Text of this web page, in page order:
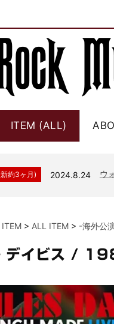
ITEM (ALL)
新約3ヶ月) 2024.6.9 ジ
約3ヶ月) 2024.8.24 ウ
ス
約3ヶ月) 2024.6.20 マ
2024.6.9
新約3ヶ月) 2024.6.9 ユー
新約3ヶ月) 2024.6.9 ジャ
ITEM > ALL ITEM > -海外公
デイビス /